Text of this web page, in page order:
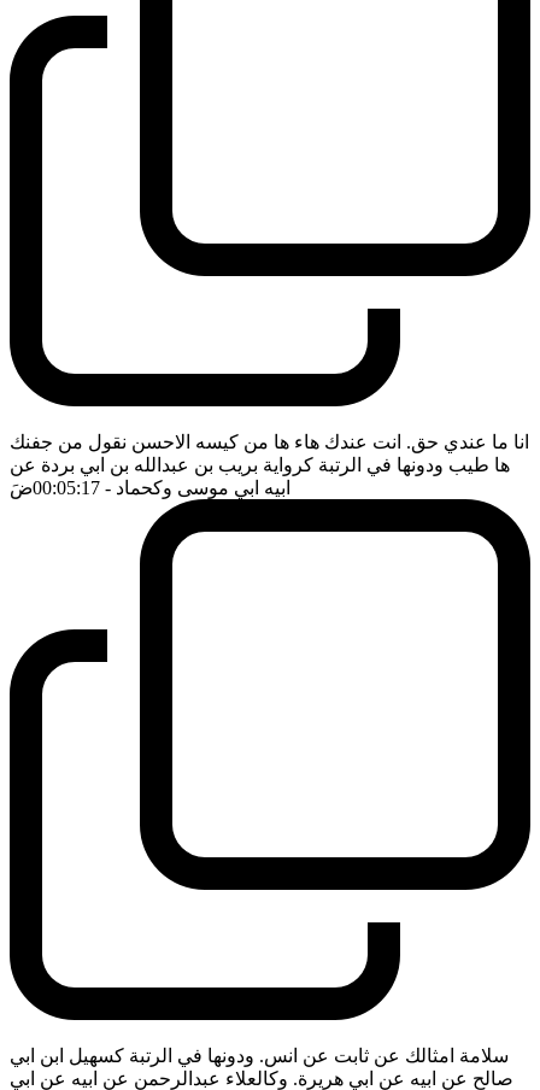
انا ما عندي حق. انت عندك هاء ها من كيسه الاحسن نقول من جفنك
ها طيب ودونها في الرتبة كرواية بريب بن عبدالله بن ابي بردة عن
ابيه ابي موسى وكحماد - 00:05:17 ضَ
سلامة امثالك عن ثابت عن انس. ودونها في الرتبة كسهيل ابن ابي
صالح عن ابيه عن ابي هريرة. وكالعلاء عبدالرحمن عن ابيه عن ابي